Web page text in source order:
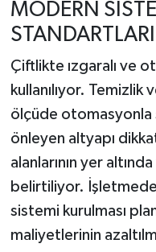
MODERN
Çiftlikte ızgaralı ve
kullanılıyor.
ölçüde otomasyonla
önleyen altyapı
alanlarının yer
belirtiliyor.
sistemi kurulması
maliyetlerinin